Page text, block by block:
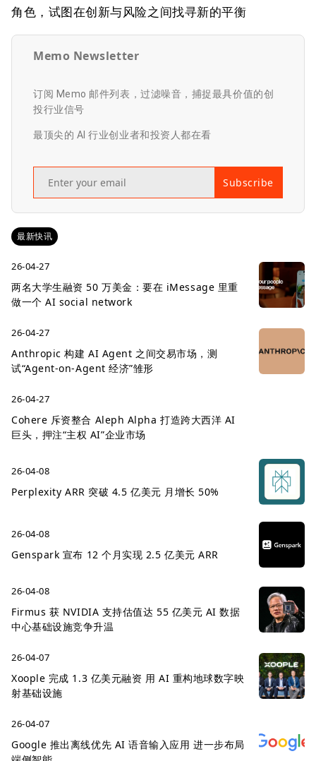
角色，试图在创新与风险之间找寻新的平衡
Memo Newsletter
订阅 Memo 邮件列表，过滤噪音，捕捉最具价值的创
投行业信号
最顶尖的 AI 行业创业者和投资人都在看
Subscribe
最新快讯
26-04-27
两名大学生融资 50 万美金：要在 iMessage 里重
做一个 AI social network
26-04-27
Anthropic 构建 AI Agent 之间交易市场，测
试“Agent-on-Agent 经济”雏形
26-04-27
Cohere 斥资整合 Aleph Alpha 打造跨大西洋 AI
巨头，押注“主权 AI”企业市场
26-04-08
Perplexity ARR 突破 4.5 亿美元 月增长 50%
26-04-08
Genspark 宣布 12 个月实现 2.5 亿美元 ARR
26-04-08
Firmus 获 NVIDIA 支持估值达 55 亿美元 AI 数据
中心基础设施竞争升温
26-04-07
Xoople 完成 1.3 亿美元融资 用 AI 重构地球数字映
射基础设施
26-04-07
Google 推出离线优先 AI 语音输入应用 进一步布局